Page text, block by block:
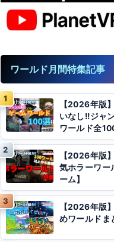
ワールド月間特集記事
【2026年版
いなし!!ジャ
ワールド全
【2026年版
気ホラーワー
ーム】
【2026年版
めワールドま